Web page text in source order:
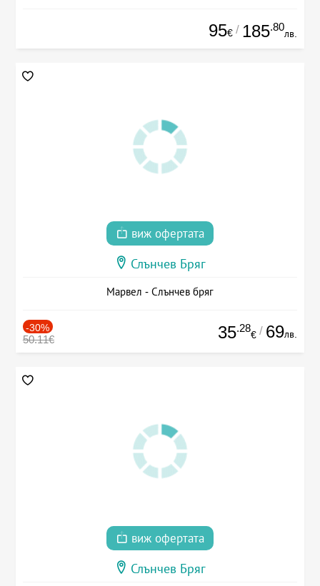
95€ / 185.80
лв.
виж офертата
Слънчев Бряг
Марвел - Слънчев бряг
-30%
50.11€ 35.28
€ / 69лв.
виж офертата
Слънчев Бряг